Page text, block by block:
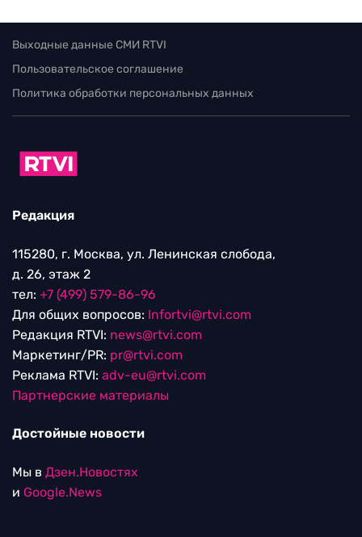
Выходные данные СМИ RTVI
Пользовательское соглашение
Политика обработки персональных данных
Редакция
115280, г. Москва, ул. Ленинская слобода,
д. 26, этаж 2
тел: +7 (499) 579-86-96
Для общих вопросов: Infortvi@rtvi.com
Редакция RTVI: news@rtvi.com
Маркетинг/PR: pr@rtvi.com
Реклама RTVI: adv-eu@rtvi.com
Партнерские материалы
Достойные новости
Мы в Дзен.Новостях
и Google.News